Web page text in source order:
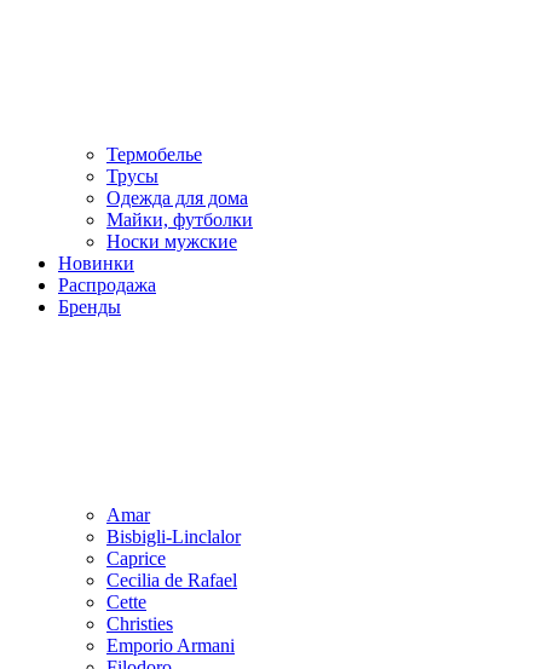
Термобелье
Трусы
Одежда для дома
Майки, футболки
Носки мужские
Новинки
Распродажа
Бренды
Amar
Bisbigli-Linclalor
Caprice
Cecilia de Rafael
Cette
Christies
Emporio Armani